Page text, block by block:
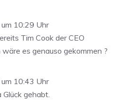
10:29 Uhr
Tim Cook der CEO
es genauso gekommen ?
10:43 Uhr
gehabt.